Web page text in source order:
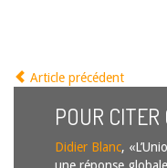
Article précédent
POUR
Didier Blanc,